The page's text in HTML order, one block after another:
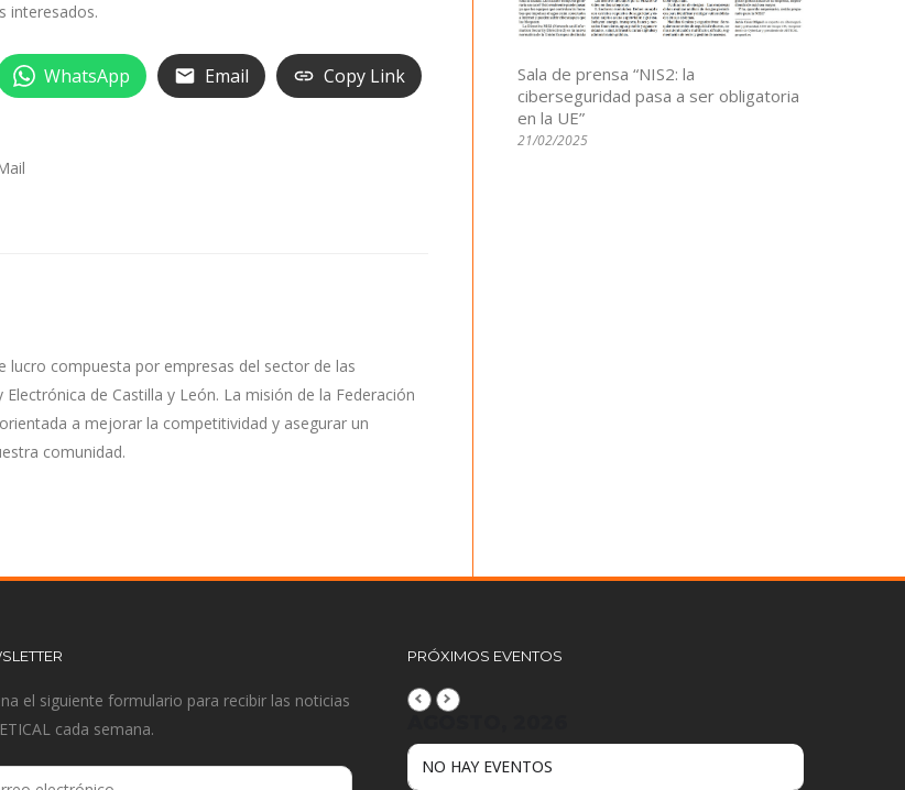
interesados.
WhatsApp Email Copy Link
lucro compuesta por empresas del sector de las
de Castilla y León. La misión de la Federación
a mejorar la competitividad y asegurar un
comunidad.
Sala de prensa “NIS2: la
ciberseguridad pasa a ser obligatoria
en la UE”
21/02/2025
el siguiente formulario para recibir las noticias
cada semana.
PRÓXIMOS EVENTOS
NO HAY EVENTOS